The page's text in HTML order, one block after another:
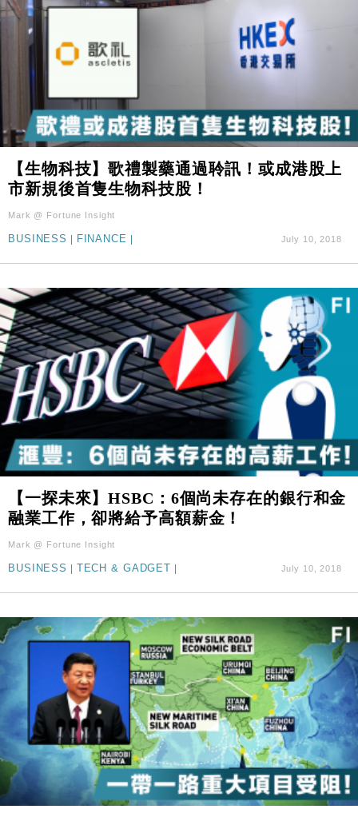
【生物科技】歌禮製藥通過聆訊！或成港股上
市新規後首隻生物科技股！
Mark @ Fortune Insight
BUSINESS | FINANCE | July 10, 2018
【一探未來】HSBC：6個尚未存在的銀行和金
融業工作，卻將給予高額薪金！
Mark @ Fortune Insight
BUSINESS | TECH & GADGET | July 10, 2018